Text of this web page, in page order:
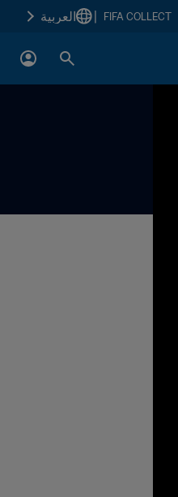
FIFA COLLECT العربية